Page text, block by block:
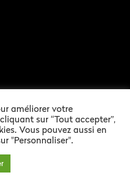
améliorer votre
sur “Tout accepter”,
Vous pouvez aussi en
"Personnaliser".